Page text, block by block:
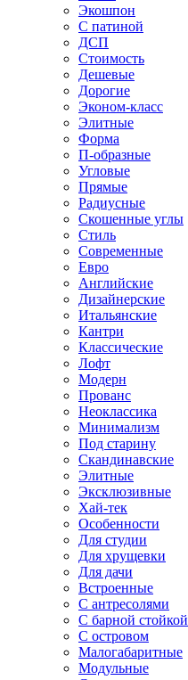
Экошпон
С патиной
ДСП
Стоимость
Дешевые
Дорогие
Эконом-класс
Элитные
Форма
П-образные
Угловые
Прямые
Радиусные
Скошенные углы
Стиль
Современные
Евро
Английские
Дизайнерские
Итальянские
Кантри
Классические
Лофт
Модерн
Прованс
Неоклассика
Минимализм
Под старину
Скандинавские
Элитные
Эксклюзивные
Хай-тек
Особенности
Для студии
Для хрущевки
Для дачи
Встроенные
С антресолями
С барной стойкой
С островом
Малогабаритные
Модульные